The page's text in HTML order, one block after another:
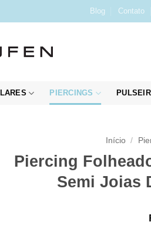
Blog Contato
PIERCINGS
Início /
Piercing
Semi Joias